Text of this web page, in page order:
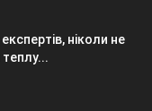
ніколи не